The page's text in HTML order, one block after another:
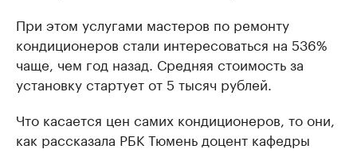
При этом услугами мастеров по ремонту
кондиционеров стали интересоваться на 536%
чаще, чем год назад. Средняя стоимость за
установку стартует от 5 тысяч рублей.
Что касается цен самих кондиционеров, то они,
как рассказала РБК Тюмень доцент кафедры